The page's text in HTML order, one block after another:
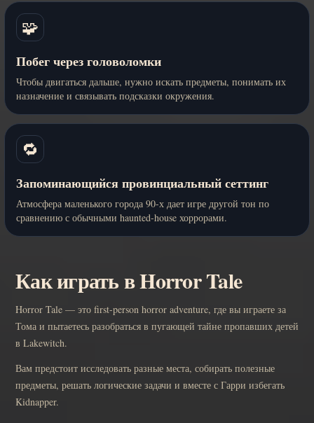
🧩
Побег через головоломки
Чтобы двигаться дальше, нужно искать предметы, понимать их
назначение и связывать подсказки окружения.
🔁
Запоминающийся провинциальный сеттинг
Атмосфера маленького города 90-х дает игре другой тон по
сравнению с обычными haunted-house хоррорами.
Как играть в Horror Tale
Horror Tale — это first-person horror adventure, где вы играете за
Тома и пытаетесь разобраться в пугающей тайне пропавших детей
в Lakewitch.
Вам предстоит исследовать разные места, собирать полезные
предметы, решать логические задачи и вместе с Гарри избегать
Kidnapper.